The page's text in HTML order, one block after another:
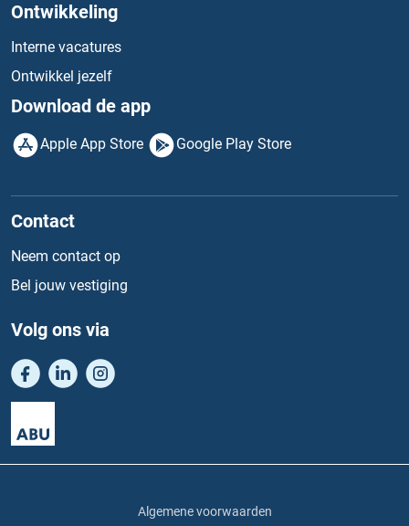
Ontwikkeling
Interne vacatures
Ontwikkel jezelf
Download de app
Apple App Store Google Play Store
Contact
Neem contact op
Bel jouw vestiging
Volg ons via
Algemene voorwaarden